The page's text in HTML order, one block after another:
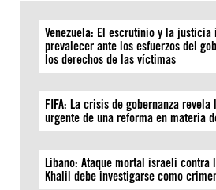
Venezuela: El escrutinio y la
prevalecer ante los esfuerzos del
los derechos de las víctimas
FIFA: La crisis de gobernanza revela
urgente de una reforma en materia
Líbano: Ataque mortal israelí contra
Khalil debe investigarse como